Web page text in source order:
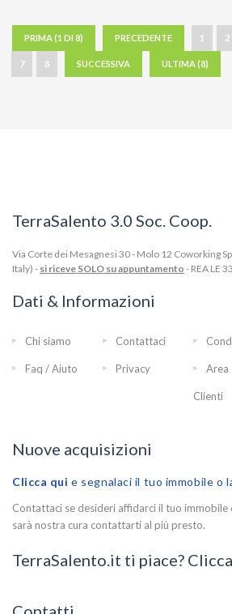
PRIMA (1 DI 8) PRECEDENTE 1 2
7 8 SUCCESSIVA ULTIMA (8)
TerraSalento 3.0 Soc. Coop.
Via Corte dei Mesagnesi 30 - Molo 12 Coworking
Italy) - si riceve SOLO su appuntamento - REA LE
Dati & Informazioni
Chi siamo Contattaci
Faq / Aiuto Privacy Area
Clienti
Nuove acquisizioni
Clicca qui e segnalaci il tuo immobile o
Contattaci se desideri affidarci il tuo immobile
sarà nostra cura contattarti al più presto.
TerraSalento.it ti piace?